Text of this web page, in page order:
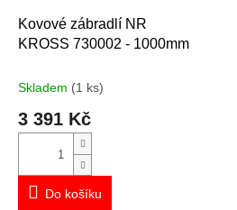
Kovové zábradlí NR
KROSS 730002 - 1000mm
Skladem (1 ks)
3 391 Kč
Do košíku